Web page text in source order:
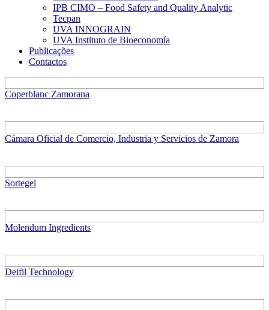
IPB CIMO – Food Safety and Quality Analytic
Tecpan
UVA INNOGRAIN
UVA Instituto de Bioeconomía
Publicações
Contactos
Coperblanc Zamorana
Cámara Oficial de Comercio, Industria y Servicios de Zamora
Sortegel
Molendum Ingredients
Deifil Technology